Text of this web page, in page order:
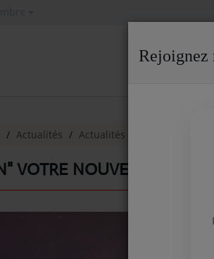
Actualités Actualités
VOTRE NOUVEAU DJ !
Rejoignez